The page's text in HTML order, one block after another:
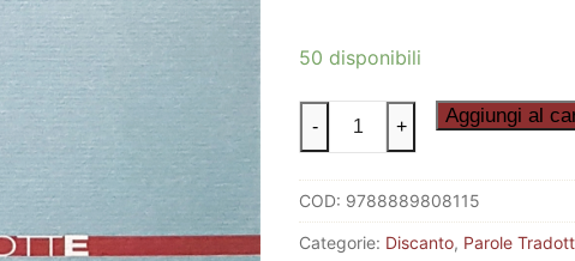
50 disponibili
IRAŠKI
BREVIR
–
BREVIARIO
IRACHENO
- + Aggiungi al
COD: 9788889808115
Categorie: Discanto, Parole